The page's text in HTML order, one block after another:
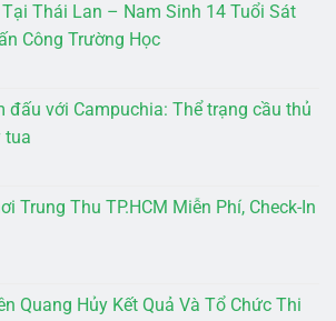
Thái Lan – Nam Sinh 14 Tuổi Sát
Công Trường Học
đấu với Campuchia: Thể trạng cầu thủ
tua
Trung Thu TP.HCM Miễn Phí, Check-In
Quang Hủy Kết Quả Và Tổ Chức Thi